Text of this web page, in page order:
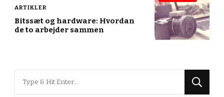
ARTIKLER
Bitssæt og hardware: Hvordan
de to arbejder sammen